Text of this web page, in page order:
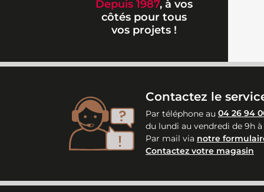
Depuis 1987, à vos
côtés pour tous
vos projets !
Contactez le
Par téléphone au 04 26 94
du lundi au vendredi de 9h à
Par mail via notre
Contactez votre magasin